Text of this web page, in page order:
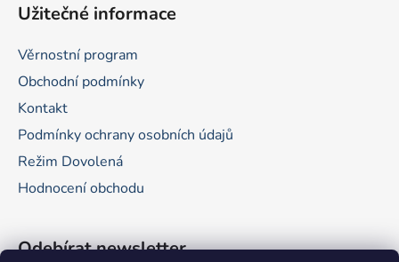
Užitečné informace
Věrnostní program
Obchodní podmínky
Kontakt
Podmínky ochrany osobních údajů
Režim Dovolená
Hodnocení obchodu
Odebírat newsletter